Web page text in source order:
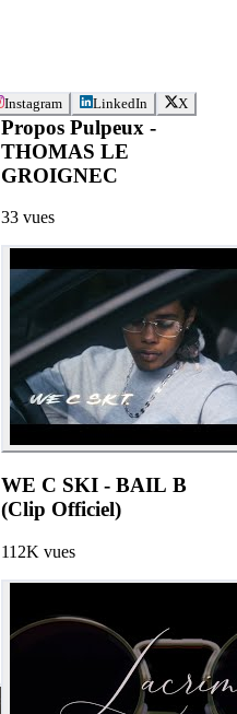
Instagram LinkedIn X
Propos Pulpeux -
THOMAS LE
GROIGNEC
33 vues
WE C SKI - BAIL B
(Clip Officiel)
112K vues